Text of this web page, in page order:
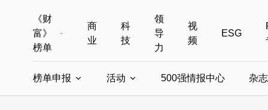
《财
富》
榜单
全部榜单
商
业
科
技
领
导
力
视
频
ESG
榜单申报 活动 500强情报中心 杂